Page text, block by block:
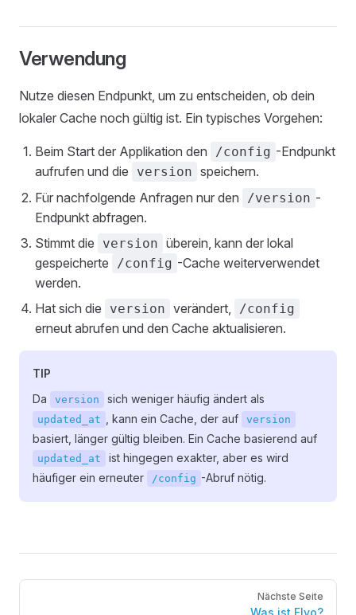
Verwendung
Nutze diesen Endpunkt, um zu entscheiden, ob dein
lokaler Cache noch gültig ist. Ein typisches Vorgehen:
Beim Start der Applikation den /config -Endpunkt
aufrufen und die
version speichern.
Für nachfolgende Anfragen nur den
/version -
Endpunkt abfragen.
Stimmt die
version überein, kann der lokal
gespeicherte
/config -Cache weiterverwendet
werden.
Hat sich die
version verändert, /config
erneut abrufen und den Cache aktualisieren.
TIP
Da
version sich weniger häufig ändert als
updated_at , kann ein Cache, der auf version
basiert, länger gültig bleiben. Ein Cache basierend auf
updated_at
ist hingegen exakter, aber es wird
häufiger ein erneuter
/config -Abruf nötig.
Pager
Nächste Seite
Was ist Flyo?